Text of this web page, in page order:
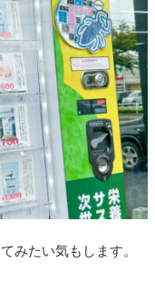
みたい気もします。